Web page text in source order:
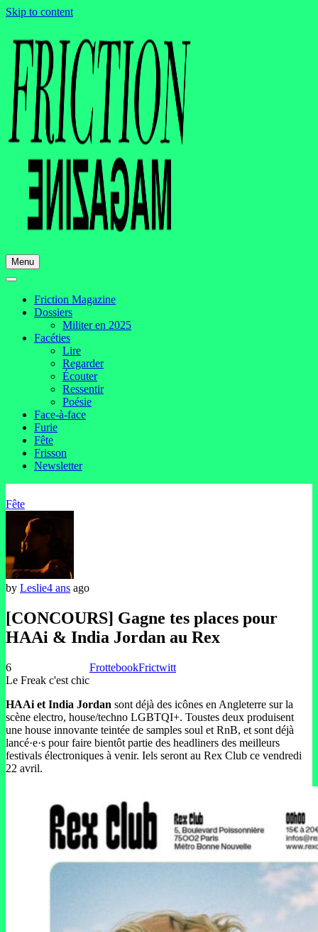
Skip to content
Menu
Friction Magazine
Dossiers
Militer en 2025
Facéties
Lire
Regarder
Écouter
Ressentir
Poésie
Face-à-face
Furie
Fête
Frisson
Newsletter
Fête
by Leslie4 ans ago
[CONCOURS] Gagne tes places pour
HAAi & India Jordan au Rex
6
Le Freak c'est chic
FrottebookFrictwitt
HAAi et India Jordan sont déjà des icônes en Angleterre sur la
scène electro, house/techno LGBTQI+. Toustes deux produisent
une house innovante teintée de samples soul et RnB, et sont déjà
lancé·e·s pour faire bientôt partie des headliners des meilleurs
festivals électroniques à venir. Iels seront au Rex Club ce vendredi
22 avril.